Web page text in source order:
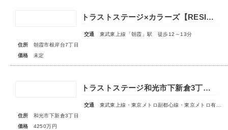
トラストステージ×カラーズ【RESIDENCE】朝霞市根岸台7丁目41期 全13区画第一期分譲 宅地分譲第二期分譲 新築分譲住宅 ◇販売予告◇
交通
東武東上線「朝霞」駅 徒歩12～13分
住所
朝霞市根岸台7丁目
価格
未定
トラストステージ和光市下新倉3丁目16期◇限定1区画◇
交通
東武東上線・東京メトロ副都心線・東京メトロ有楽町線「和光市」駅 徒歩19分
住所
和光市下新倉3丁目
価格
4250万円